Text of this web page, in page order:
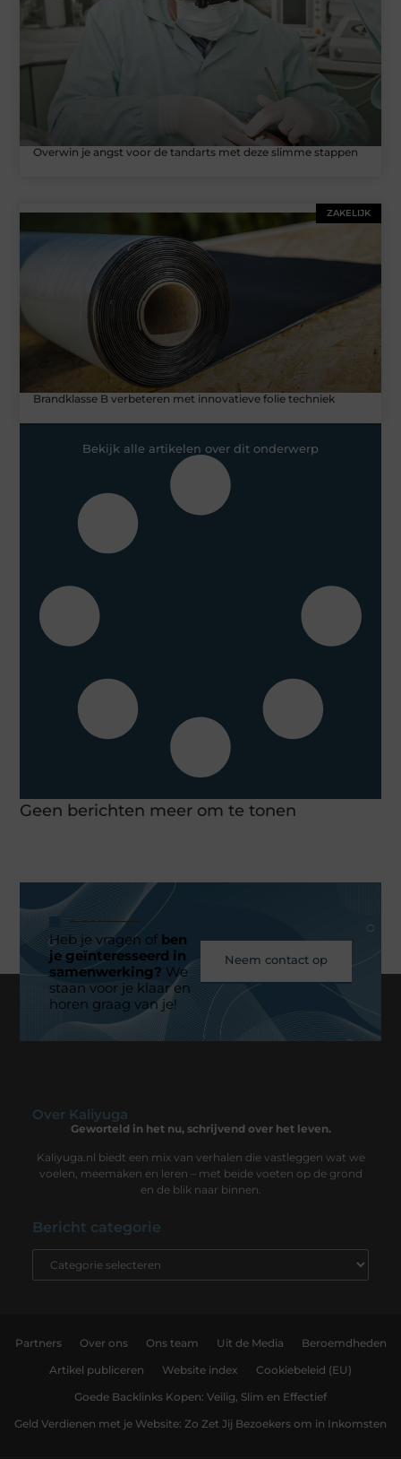
Overwin je angst voor de tandarts met deze slimme stappen
ZAKELIJK
Brandklasse B verbeteren met innovatieve folie techniek
Bekijk alle artikelen over dit onderwerp
Geen berichten meer om te tonen
Heb je vragen ofben
je geïnteresseerd in
samenwerking? We
staan voor je klaar en
horen graag van je!
Neem contact op
Over Kaliyuga
Geworteld in het nu, schrijvend over het leven.
Kaliyuga.nl biedt een mix van verhalen die vastleggen wat we
voelen, meemaken en leren – met beide voeten op de grond
en de blik naar binnen.
Bericht categorie
Partners Over ons Ons team Uit de Media Beroemdheden
Artikel publiceren Website index Cookiebeleid (EU)
Goede Backlinks Kopen: Veilig, Slim en Effectief
Geld Verdienen met je Website: Zo Zet Jij Bezoekers om in Inkomsten